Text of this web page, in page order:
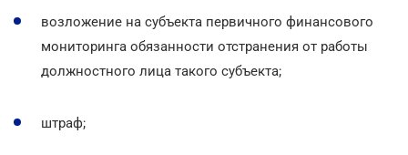
возложение на субъекта первичного финансового
мониторинга обязанности отстранения от работы
должностного лица такого субъекта;
штраф;